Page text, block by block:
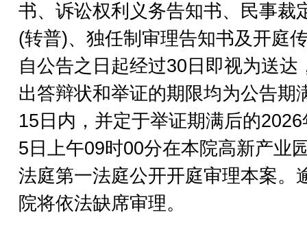
书、诉讼权利义务告知书、民事裁
(转普)、独任制审理告知书及开庭
自公告之日起经过30日即视为送达
出答辩状和举证的期限均为公告期
15日内，并定于举证期满后的
5日上午09时00分在本院高新产业
法庭第一法庭公开开庭审理本案。
院将依法缺席审理。